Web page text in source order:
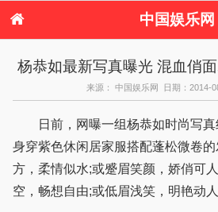
中国娱乐网
电视剧
演唱会 综
杨恭如最新写真曝光 混血俏
来源： 中国娱乐网 日期：2014-
日前，网曝一组杨恭如时尚写真
身穿紫色休闲居家服搭配蓬松微卷
方，柔情似水;或蹙眉笑颜，娇俏可
空，畅想自由;或低眉浅笑，明艳动人